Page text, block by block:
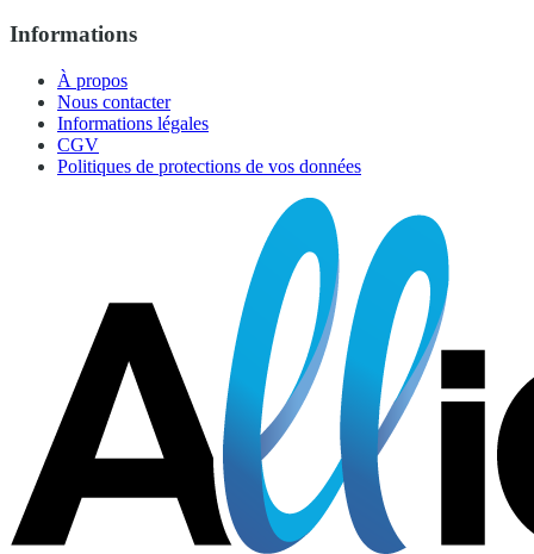
Informations
À propos
Nous contacter
Informations légales
CGV
Politiques de protections de vos données